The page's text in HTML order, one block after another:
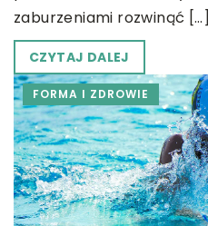
zaburzeniami rozwinąć […]
CZYTAJ DALEJ
FORMA I ZDROWIE